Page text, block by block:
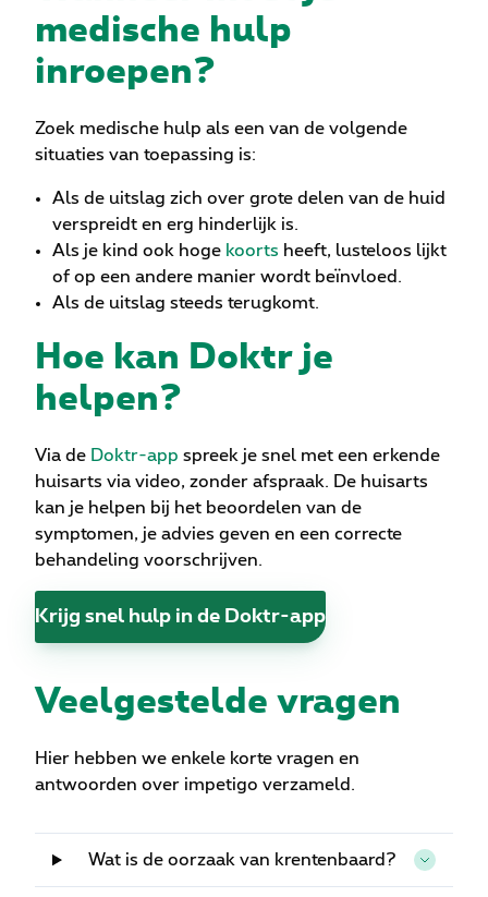
medische hulp
inroepen?
Zoek medische hulp als een van de volgende
situaties van toepassing is:
Als de uitslag zich over grote delen van de huid
verspreidt en erg hinderlijk is.
Als je kind ook hoge koorts heeft, lusteloos lijkt
of op een andere manier wordt beïnvloed.
Als de uitslag steeds terugkomt.
Hoe kan Doktr je
helpen?
Via de Doktr-app spreek je snel met een erkende
huisarts via video, zonder afspraak. De huisarts
kan je helpen bij het beoordelen van de
symptomen, je advies geven en een correcte
behandeling voorschrijven.
Krijg snel hulp in de Doktr-app
Veelgestelde vragen
Hier hebben we enkele korte vragen en
antwoorden over impetigo verzameld.
Wat is de oorzaak van krentenbaard?